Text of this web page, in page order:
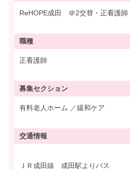
ReHOPE成田 ＠2交替・正看護師
職種
正看護師
募集セクション
有料老人ホーム ／緩和ケア
交通情報
ＪＲ成田線 成田駅よりバス